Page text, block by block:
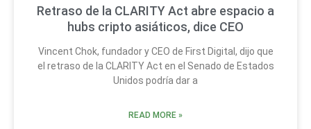
Retraso de la CLARITY Act abre espacio a
hubs cripto asiáticos, dice CEO
Vincent Chok, fundador y CEO de First Digital, dijo que
el retraso de la CLARITY Act en el Senado de Estados
Unidos podría dar a
READ MORE »